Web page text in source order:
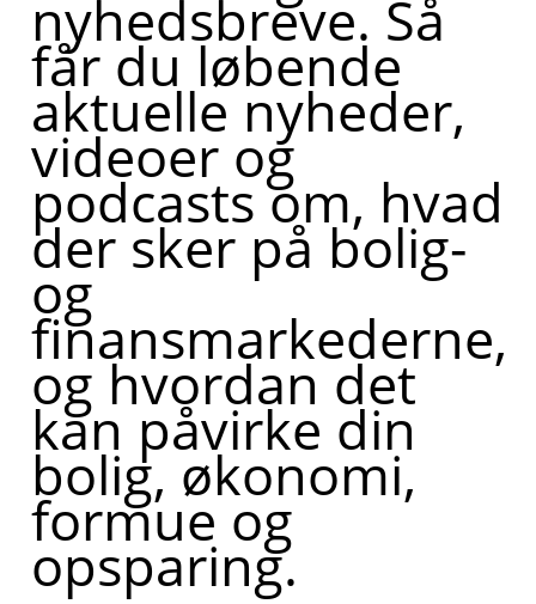
nyhedsbreve. Så
får du løbende
aktuelle nyheder,
videoer og
podcasts om, hvad
der sker på bolig-
og
finansmarkederne,
og hvordan det
kan påvirke din
bolig, økonomi,
formue og
opsparing.